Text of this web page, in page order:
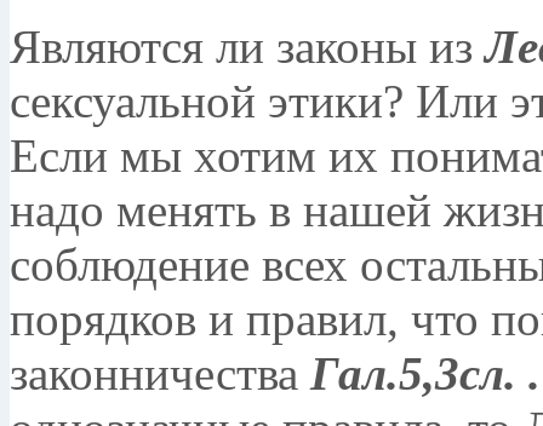
Являются ли законы из
сексуальной этики? Или
Если мы хотим их
надо менять в нашей
соблюдение всех
порядков и правил, что
законничества Гал.5,3сл. .